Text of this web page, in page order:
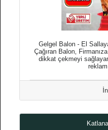
Gelgel Balon - El
Çağıran Balon,
dikkat çekmeyi